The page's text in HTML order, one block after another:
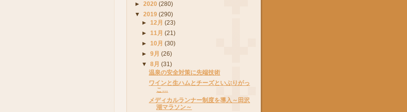
► 2020 (280)
▼ 2019 (290)
► 12月(23)
► 11月(21)
► 10月(30)
►9月(26)
▼8月(31)
温泉の安全対策に先端技術
ワインと生ハムとチーズといぶりがっ
こ…
メディカルランナー制度を導入～田沢
湖マラソン～